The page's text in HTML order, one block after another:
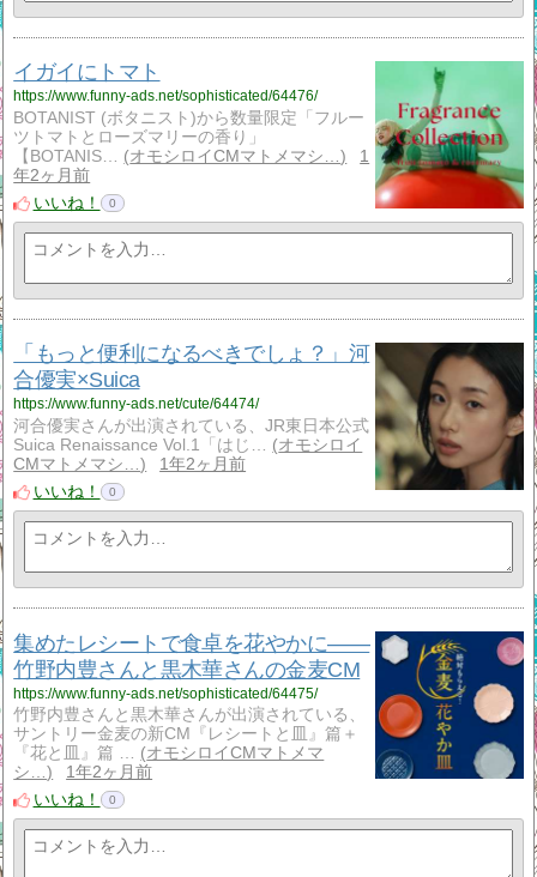
イガイにトマト
https://www.funny-ads.net/sophisticated/64476/
BOTANIST (ボタニスト)から数量限定「フルー
ツトマトとローズマリーの香り」
【BOTANIS…
オモシロイCMマトメマシ…
1
年2ヶ月前
いいね！
0
「もっと便利になるべきでしょ？」河
合優実×Suica
https://www.funny-ads.net/cute/64474/
河合優実さんが出演されている、JR東日本公式
Suica Renaissance Vol.1「はじ…
オモシロイ
CMマトメマシ…
1年2ヶ月前
いいね！
0
集めたレシートで食卓を花やかに——
竹野内豊さんと黒木華さんの金麦CM
https://www.funny-ads.net/sophisticated/64475/
竹野内豊さんと黒木華さんが出演されている、
サントリー金麦の新CM『レシートと皿』篇＋
『花と皿』篇 …
オモシロイCMマトメマ
シ…
1年2ヶ月前
いいね！
0